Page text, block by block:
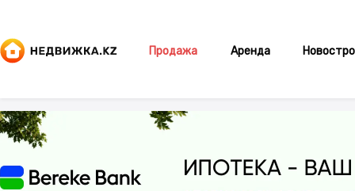
Продажа Аренда